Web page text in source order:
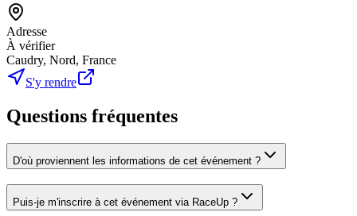
Adresse
À vérifier
Caudry, Nord, France
S'y rendre
Questions fréquentes
D'où proviennent les informations de cet événement ?
Puis-je m'inscrire à cet événement via RaceUp ?